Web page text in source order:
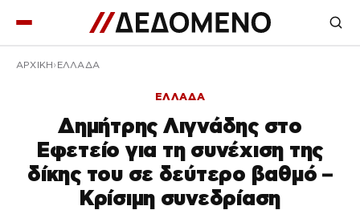
ΑΡΧΙΚΉ ΕΛΛΑΔΑ
ΕΛΛΑΔΑ
Δημήτρης Λιγνάδης στο
Εφετείο για τη συνέχιση της
δίκης του σε δεύτερο βαθμό –
Κρίσιμη συνεδρίαση